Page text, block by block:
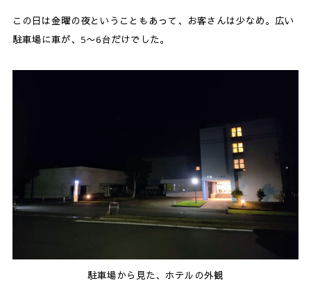
この日は金曜の夜ということもあって、お客さんは少なめ。広い
駐車場に車が、5〜6台だけでした。
駐車場から見た、ホテルの外観